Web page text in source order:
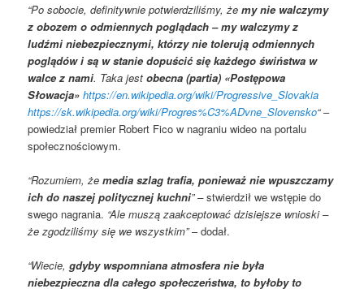
“Po sobocie, definitywnie potwierdziliśmy, żemy nie walczymy
z obozem o odmiennych poglądach – my walczymy z
ludźmi niebezpiecznymi, którzy nie tolerują odmiennych
poglądów i są w stanie dopuścić się każdego świństwa w
walce z nami. Taka jestobecna (partia) «Postępowa
Słowacja» https://en.wikipedia.org/wiki/Progressive_Slovakia
https://sk.wikipedia.org/wiki/Progres%C3%ADvne_Slovensko“–
powiedział premier Robert Fico w nagraniu wideo na portalu
społecznościowym.
“Rozumiem, żemedia szlag trafia, ponieważ nie wpuszczamy
ich do naszej politycznej kuchni” –stwierdził we wstępie do
swego nagrania. “Ale muszą zaakceptować dzisiejsze wnioski –
że zgodziliśmy się we wszystkim”– dodał.
“Wiecie,gdyby wspomniana atmosfera nie była
niebezpieczna dla całego społeczeństwa, to byłoby to